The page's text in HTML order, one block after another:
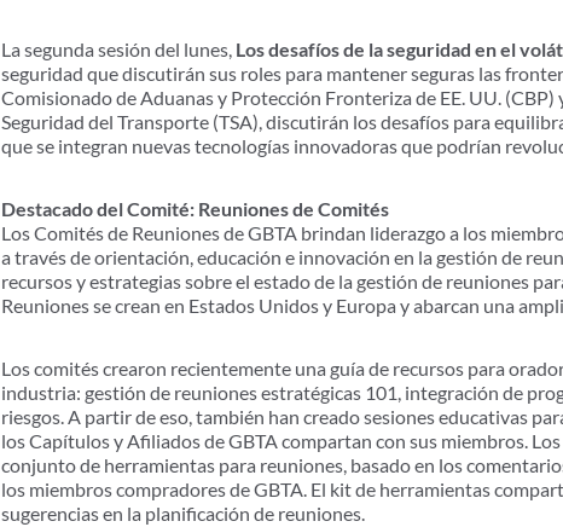
La segunda sesión del lunes, Los desafíos de la seguridad en el
seguridad que discutirán sus roles para mantener seguras las
Comisionado de Aduanas y Protección Fronteriza de EE. UU.
Seguridad del Transporte (TSA), discutirán los desafíos para
que se integran nuevas tecnologías innovadoras que podrían
Destacado del Comité: Reuniones de Comités
Los Comités de Reuniones de GBTA brindan liderazgo a los
a través de orientación, educación e innovación en la gestión de
recursos y estrategias sobre el estado de la gestión de reuniones
Reuniones se crean en Estados Unidos y Europa y abarcan una
Los comités crearon recientemente una guía de recursos para
industria: gestión de reuniones estratégicas 101, integración de
riesgos. A partir de eso, también han creado sesiones educativas
los Capítulos y Afiliados de GBTA compartan con sus miembros.
conjunto de herramientas para reuniones, basado en los
los miembros compradores de GBTA. El kit de herramientas
sugerencias en la planificación de reuniones.